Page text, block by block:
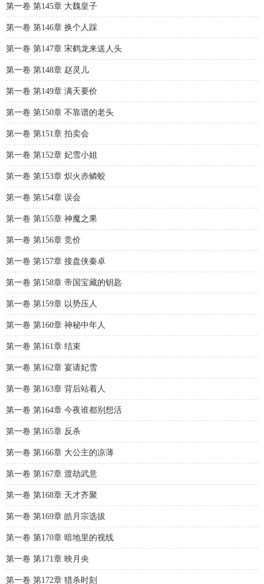
第一卷 第145章 大魏皇子
第一卷 第146章 换个人踩
第一卷 第147章 宋鹤龙来送人头
第一卷 第148章 赵灵儿
第一卷 第149章 满天要价
第一卷 第150章 不靠谱的老头
第一卷 第151章 拍卖会
第一卷 第152章 妃雪小姐
第一卷 第153章 炽火赤鳞蛟
第一卷 第154章 误会
第一卷 第155章 神魔之果
第一卷 第156章 竞价
第一卷 第157章 接盘侠秦卓
第一卷 第158章 帝国宝藏的钥匙
第一卷 第159章 以势压人
第一卷 第160章 神秘中年人
第一卷 第161章 结束
第一卷 第162章 宴请妃雪
第一卷 第163章 背后站着人
第一卷 第164章 今夜谁都别想活
第一卷 第165章 反杀
第一卷 第166章 大公主的凉薄
第一卷 第167章 渡劫武意
第一卷 第168章 天才齐聚
第一卷 第169章 皓月宗选拔
第一卷 第170章 暗地里的视线
第一卷 第171章 映月央
第一卷 第172章 猎杀时刻